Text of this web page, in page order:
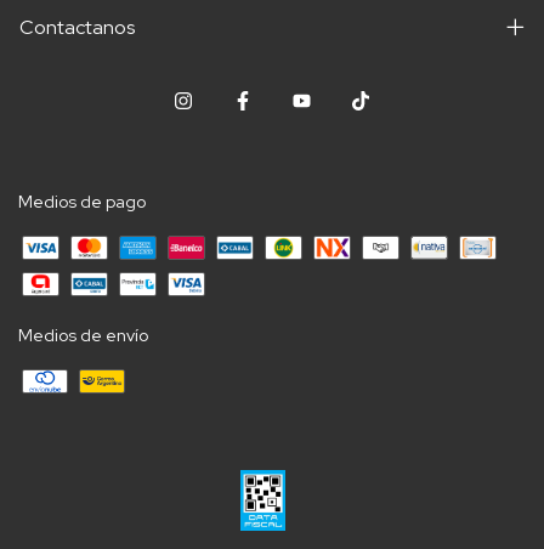
Contactanos
Medios de pago
Medios de envío